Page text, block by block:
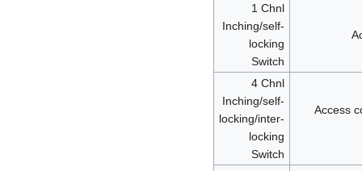
1 Chnl
Inching/self-
locking
Switch
4 Chnl
Inching/self-
locking/inter-
locking
Switch
Access